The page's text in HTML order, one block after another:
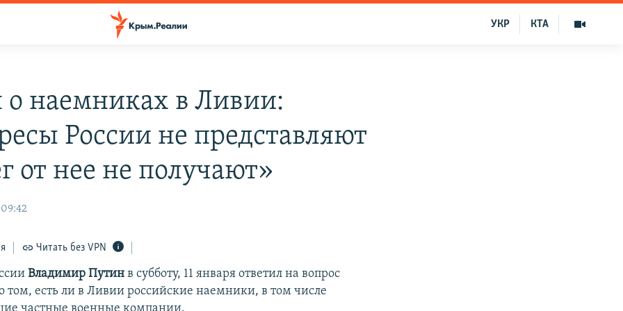
КТА
УКР
наемниках в Ливии:
России не представляют
от нее не получают»
Читать без VPN
Владимир Путинв субботу, 11 января ответил на вопрос
том, есть ли в Ливии российские наемники, в том числе